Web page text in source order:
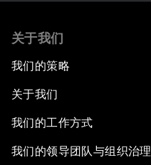
关于我们
我们的策略
关于我们
我们的工作方式
我们的领导团队与组织治理